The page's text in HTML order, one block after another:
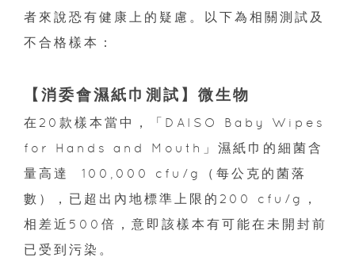
者來說恐有健康上的疑慮。以下為相關測試及
不合格樣本：
【消委會濕紙巾測試】微生物
在20款樣本當中，「DAISO Baby Wipes
for Hands and Mouth」濕紙巾的細菌含
量高達 100,000 cfu/g（每公克的菌落
數），已超出內地標準上限的200 cfu/g，
相差近500倍，意即該樣本有可能在未開封前
已受到污染。